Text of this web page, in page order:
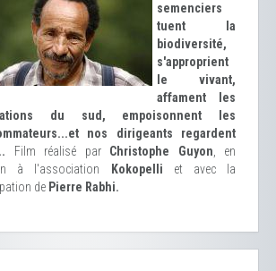
semenciers
tuent la
biodiversité,
s'approprient
le vivant,
affament les
du sud, empoisonnent les
nos dirigeants regardent
Film réalisé par Christophe Guyon , en
à l'association
Kokopelli et avec la
de Pierre Rabhi.